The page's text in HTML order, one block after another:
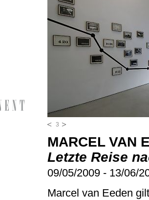
3
MARCEL VAN
Letzte Reise
09/05/2009 - 13/06/
Marcel van Eeden